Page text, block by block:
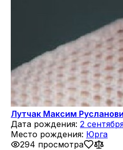
Лутчак Максим
Дата рождения: 2
Место рождения: Юрга
294 просмотра